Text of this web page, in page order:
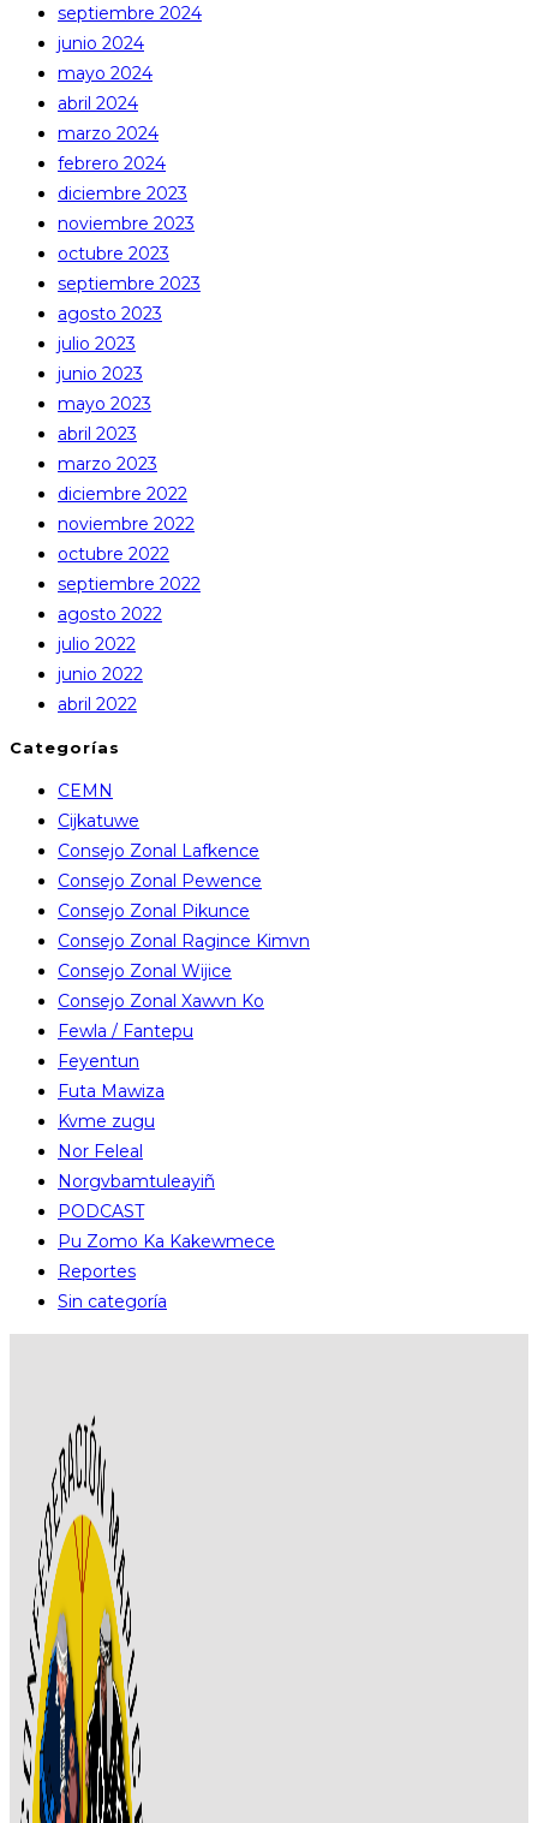
septiembre 2024
junio 2024
mayo 2024
abril 2024
marzo 2024
febrero 2024
diciembre 2023
noviembre 2023
octubre 2023
septiembre 2023
agosto 2023
julio 2023
junio 2023
mayo 2023
abril 2023
marzo 2023
diciembre 2022
noviembre 2022
octubre 2022
septiembre 2022
agosto 2022
julio 2022
junio 2022
abril 2022
Categorías
CEMN
Cijkatuwe
Consejo Zonal Lafkence
Consejo Zonal Pewence
Consejo Zonal Pikunce
Consejo Zonal Ragince Kimvn
Consejo Zonal Wijice
Consejo Zonal Xawvn Ko
Fewla / Fantepu
Feyentun
Futa Mawiza
Kvme zugu
Nor Feleal
Norgvbamtuleayiñ
PODCAST
Pu Zomo Ka Kakewmece
Reportes
Sin categoría